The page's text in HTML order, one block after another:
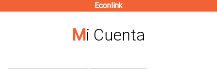
contenido
Econlink
Mi Cuenta